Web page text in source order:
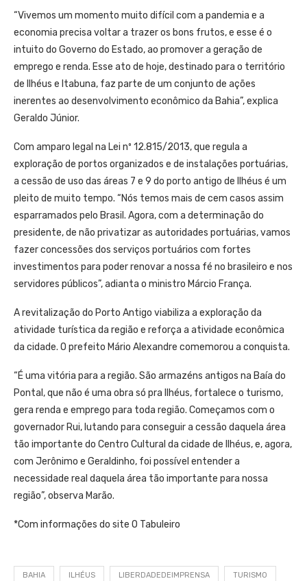
“Vivemos um momento muito difícil com a pandemia e a
economia precisa voltar a trazer os bons frutos, e esse é o
intuito do Governo do Estado, ao promover a geração de
emprego e renda. Esse ato de hoje, destinado para o território
de Ilhéus e Itabuna, faz parte de um conjunto de ações
inerentes ao desenvolvimento econômico da Bahia”, explica
Geraldo Júnior.
Com amparo legal na Lei nº 12.815/2013, que regula a
exploração de portos organizados e de instalações portuárias,
a cessão de uso das áreas 7 e 9 do porto antigo de Ilhéus é um
pleito de muito tempo. “Nós temos mais de cem casos assim
esparramados pelo Brasil. Agora, com a determinação do
presidente, de não privatizar as autoridades portuárias, vamos
fazer concessões dos serviços portuários com fortes
investimentos para poder renovar a nossa fé no brasileiro e nos
servidores públicos”, adianta o ministro Márcio França.
A revitalização do Porto Antigo viabiliza a exploração da
atividade turística da região e reforça a atividade econômica
da cidade. O prefeito Mário Alexandre comemorou a conquista.
“É uma vitória para a região. São armazéns antigos na Baía do
Pontal, que não é uma obra só pra Ilhéus, fortalece o turismo,
gera renda e emprego para toda região. Começamos com o
governador Rui, lutando para conseguir a cessão daquela área
tão importante do Centro Cultural da cidade de Ilhéus, e, agora,
com Jerônimo e Geraldinho, foi possível entender a
necessidade real daquela área tão importante para nossa
região”, observa Marão.
*Com informações do site O Tabuleiro
BAHIA ILHÉUS LIBERDADEDEIMPRENSA TURISMO